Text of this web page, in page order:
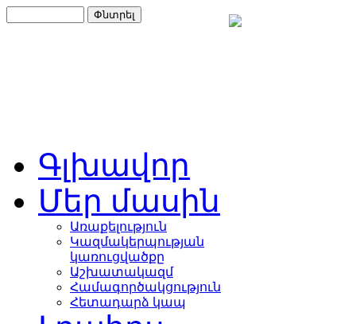
Գլխավոր
Մեր մասին
Առաքելություն
Կազմակերպության
կառուցվածքը
Աշխատակազմ
Համագործակցություն
Հետադարձ կապ